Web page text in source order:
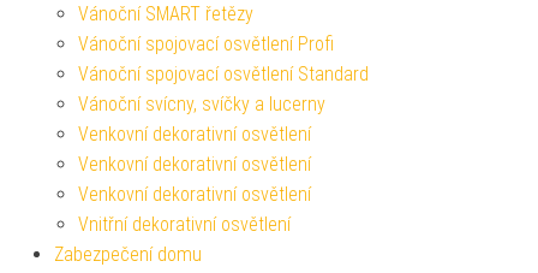
Vánoční SMART řetězy
Vánoční spojovací osvětlení Profi
Vánoční spojovací osvětlení Standard
Vánoční svícny, svíčky a lucerny
Venkovní dekorativní osvětlení
Venkovní dekorativní osvětlení
Venkovní dekorativní osvětlení
Vnitřní dekorativní osvětlení
Zabezpečení domu